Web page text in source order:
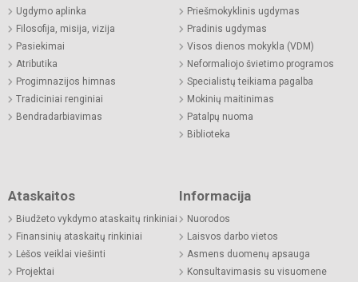
Ugdymo aplinka
Filosofija, misija, vizija
Pasiekimai
Atributika
Progimnazijos himnas
Tradiciniai renginiai
Bendradarbiavimas
Priešmokyklinis ugdymas
Pradinis ugdymas
Visos dienos mokykla (VDM)
Neformaliojo švietimo programos
Specialistų teikiama pagalba
Mokinių maitinimas
Patalpų nuoma
Biblioteka
Ataskaitos
Biudžeto vykdymo ataskaitų rinkiniai
Finansinių ataskaitų rinkiniai
Lėšos veiklai viešinti
Projektai
Informacija
Nuorodos
Laisvos darbo vietos
Asmens duomenų apsauga
Konsultavimasis su visuomene